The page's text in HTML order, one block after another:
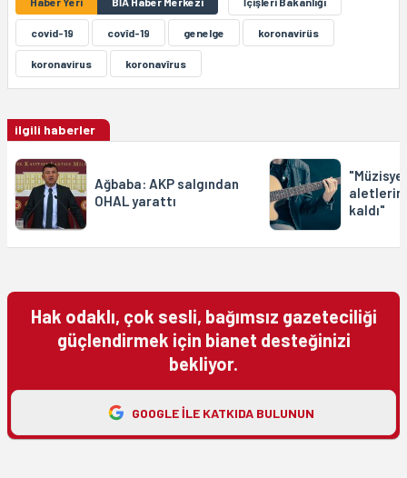
covid-19 covîd-19 genelge koronavirüs
koronavirus koronavîrus
ilgili haberler
Ağbaba: AKP salgından
OHAL yarattı
kaldı"
Hak odaklı, çok sesli, bağımsız gazeteciliği
güçlendirmek için bianet desteğinizi
bekliyor.
GOOGLE ILE KATKIDA BULUNUN